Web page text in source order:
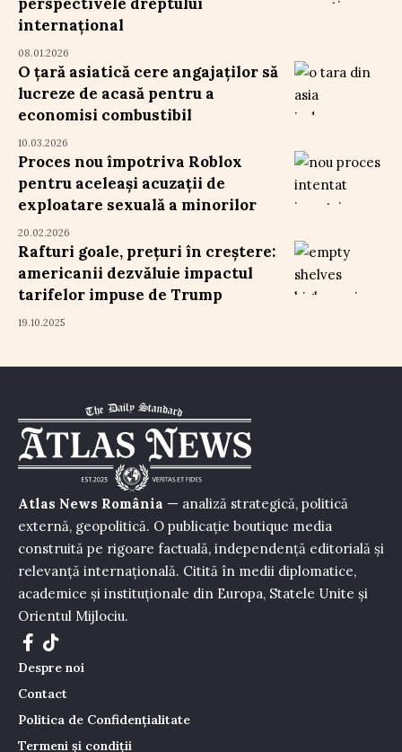
internațional
08.01.2026
O țară asiatică cere angajaților să
lucreze de acasă pentru a
economisi combustibil
10.03.2026
Proces nou împotriva Roblox
pentru aceleași acuzații de
exploatare sexuală a minorilor
20.02.2026
Rafturi goale, prețuri în creștere:
americanii dezvăluie impactul
tarifelor impuse de Trump
19.10.2025
Atlas News România — analiză strategică, politică
externă, geopolitică. O publicație boutique media
construită pe rigoare factuală, independență editorială și
relevanță internațională. Citită în medii diplomatice,
academice și instituționale din Europa, Statele Unite și
Orientul Mijlociu.
Despre noi
Contact
Politica de Confidențialitate
Termeni și condiții